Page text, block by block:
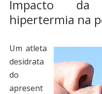
Impacto da
hipertermia na
Um atleta
desidrata
do
apresent